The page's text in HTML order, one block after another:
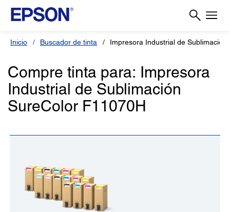
Inicio Buscador de tinta Impresora Industrial de Sublimación
Compre tinta para: Impresora
Industrial de Sublimación
SureColor F11070H